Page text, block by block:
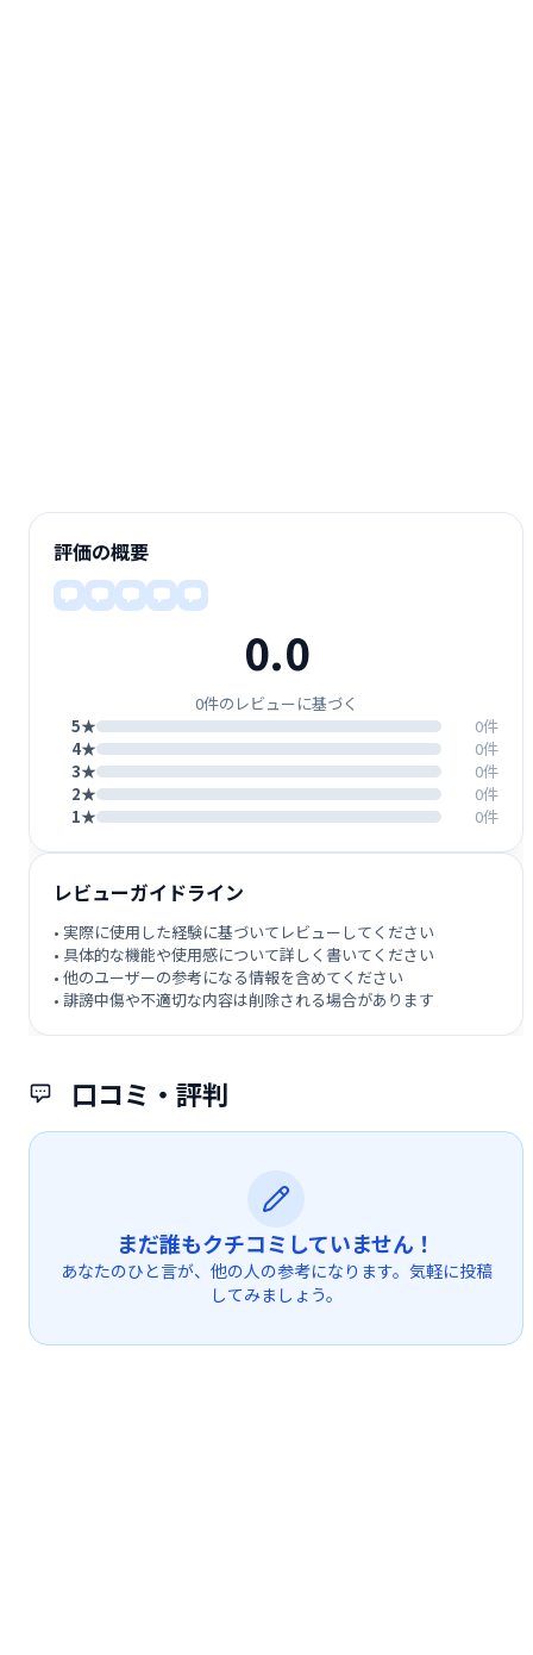
口コミ・評判
まだ誰もクチコミしていません！
あなたのひと言が、他の人の参考になります。気軽に投稿
してみましょう。
評価の概要
0.0
0件のレビューに基づく
5★
0件
4★
0件
3★
0件
2★
0件
1★
0件
レビューガイドライン
• 実際に使用した経験に基づいてレビューしてください
• 具体的な機能や使用感について詳しく書いてください
• 他のユーザーの参考になる情報を含めてください
• 誹謗中傷や不適切な内容は削除される場合があります